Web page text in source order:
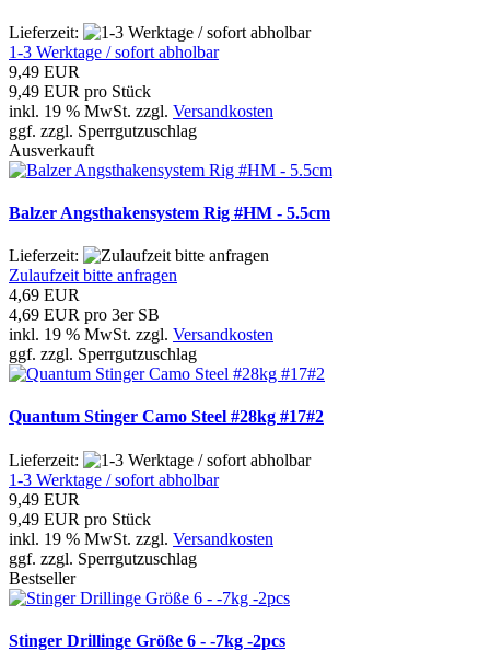
Lieferzeit:
1-3 Werktage / sofort abholbar
9,49 EUR
9,49 EUR pro Stück
inkl. 19 % MwSt. zzgl. Versandkosten
ggf. zzgl. Sperrgutzuschlag
Ausverkauft
Balzer Angsthakensystem Rig #HM - 5.5cm
Lieferzeit:
Zulaufzeit bitte anfragen
4,69 EUR
4,69 EUR pro 3er SB
inkl. 19 % MwSt. zzgl. Versandkosten
ggf. zzgl. Sperrgutzuschlag
Quantum Stinger Camo Steel #28kg #17#2
Lieferzeit:
1-3 Werktage / sofort abholbar
9,49 EUR
9,49 EUR pro Stück
inkl. 19 % MwSt. zzgl. Versandkosten
ggf. zzgl. Sperrgutzuschlag
Bestseller
Stinger Drillinge Größe 6 - -7kg -2pcs